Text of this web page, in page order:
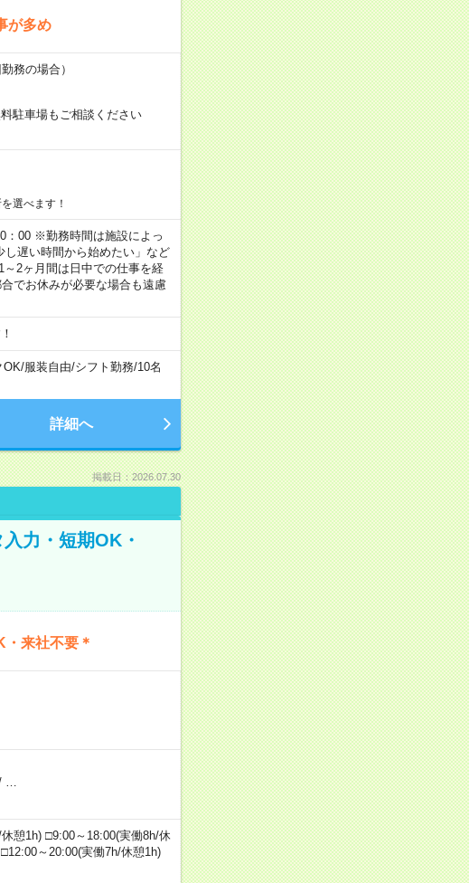
が多め
務の場合）
駐車場もご相談ください
選べます！
：00 ※勤務時間は施設によっ
遅い時間から始めたい」など
2ヶ月間は日中での仕事を経
でお休みが必要な場合も遠慮
OK/服装自由/シフト勤務/10名
詳細へ
掲載日：2026.07.30
力・短期OK・
来社不要＊
憩1h) □9:00～18:00(実働8h/休
～20:00(実働7h/休憩1h)